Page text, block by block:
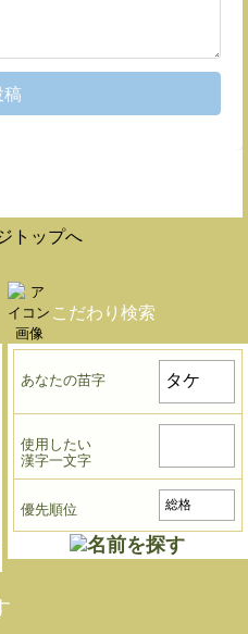
稿
トップへ
こだわり検索
あなたの苗字
使用したい
漢字一文字
優先順位